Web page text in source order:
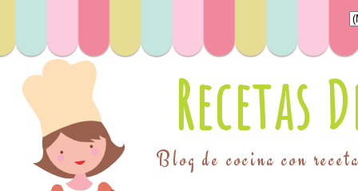
Recetas
Blog de cocina con